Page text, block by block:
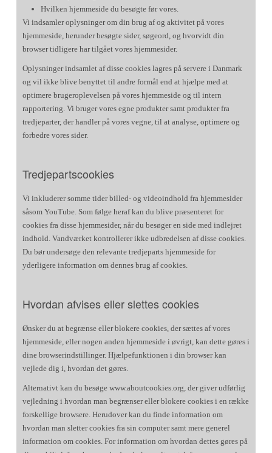
Hvilken hjemmeside du besøgte før vores.
Vi indsamler oplysninger om din brug af og aktivitet på vores
hjemmeside, herunder besøgte sider, søgeord, og hvorvidt din
browser tidligere har tilgået vores hjemmesider.
Oplysninger indsamlet af disse cookies lagres på servere i Danmark
og vil ikke blive benyttet til andre formål end at hjælpe med at
optimere brugeroplevelsen på vores hjemmeside og til intern
rapportering. Vi bruger vores egne produkter samt produkter fra
tredjeparter, der handler på vores vegne, til at analyse, optimere og
forbedre vores sider.
Tredjepartscookies
Vi inkluderer somme tider billed- og videoindhold fra hjemmesider
såsom YouTube. Som følge heraf kan du blive præsenteret for
cookies fra disse hjemmesider, når du besøger en side med indlejret
indhold. Vandværket kontrollerer ikke udbredelsen af disse cookies.
Du bør undersøge den relevante tredjeparts hjemmeside for
yderligere information om dennes brug af cookies.
Hvordan afvises eller slettes cookies
Ønsker du at begrænse eller blokere cookies, der sættes af vores
hjemmeside, eller nogen anden hjemmeside i øvrigt, kan dette gøres i
dine browserindstillinger. Hjælpefunktionen i din browser kan
vejlede dig i, hvordan det gøres.
Alternativt kan du besøge www.aboutcookies.org, der giver udførlig
vejledning i hvordan man begrænser eller blokere cookies i en række
forskellige browsere. Herudover kan du finde information om
hvordan man sletter cookies fra sin computer samt mere generel
information om cookies. For information om hvordan dettes gøres på